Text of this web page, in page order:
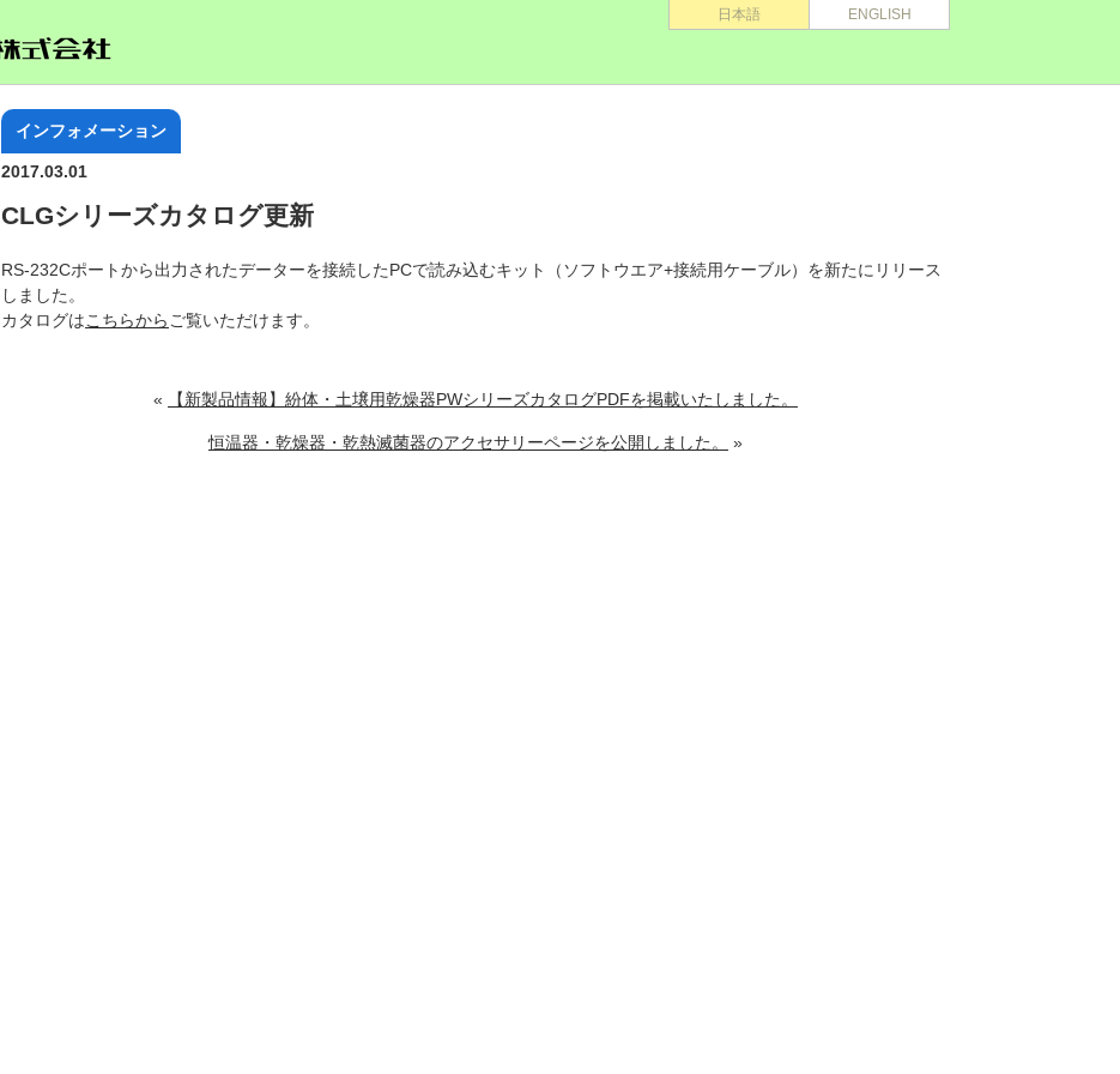
日本語 ENGLISH
インフォメーション
2017.03.01
CLGシリーズカタログ更新
RS-232Cポートから出力されたデーターを接続したPCで読み込むキット（ソフトウエア+接続用ケーブル）を新たにリリース
しました。
カタログはこちらから ご覧いただけます。
« 【新製品情報】紛体・土壌用乾燥器PWシリーズカタログPDFを掲載いたしました。
恒温器・乾燥器・乾熱滅菌器のアクセサリーページを公開しました。 »